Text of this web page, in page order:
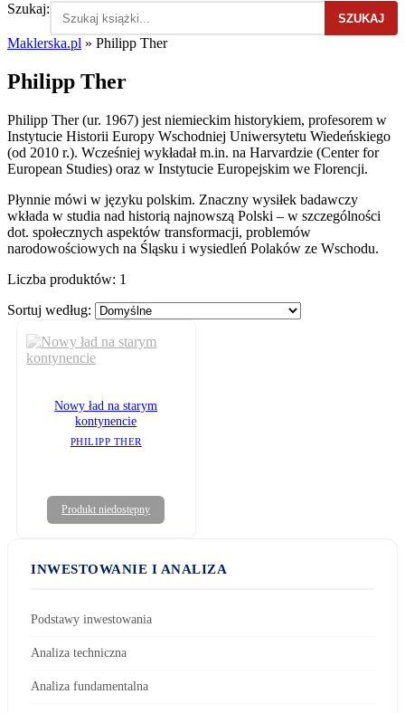
Szukaj:
SZUKAJ
Maklerska.pl » Philipp Ther
Philipp Ther
Philipp Ther (ur. 1967) jest niemieckim historykiem, profesorem w
Instytucie Historii Europy Wschodniej Uniwersytetu Wiedeńskiego
(od 2010 r.). Wcześniej wykładał m.in. na Harvardzie (Center for
European Studies) oraz w Instytucie Europejskim we Florencji.
Płynnie mówi w języku polskim. Znaczny wysiłek badawczy
wkłada w studia nad historią najnowszą Polski – w szczególności
dot. społecznych aspektów transformacji, problemów
narodowościowych na Śląsku i wysiedleń Polaków ze Wschodu.
Liczba produktów: 1
Sortuj według:
Nowy ład na starym
kontynencie
PHILIPP THER
Produkt niedostępny
INWESTOWANIE I ANALIZA
Podstawy inwestowania
Analiza techniczna
Analiza fundamentalna